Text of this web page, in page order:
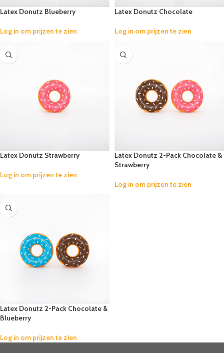
Latex Donutz Blueberry
Log in om prijzen te zien
Latex Donutz Chocolate
Log in om prijzen te zien
Latex Donutz Strawberry
Log in om prijzen te zien
Latex Donutz 2-Pack Chocolate &
Strawberry
Log in om prijzen te zien
Latex Donutz 2-Pack Chocolate &
Blueberry
Log in om prijzen te zien